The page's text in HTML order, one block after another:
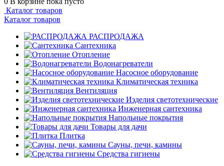
Каталог товаров
Каталог товаров
РАСПРОДАЖА
Сантехника
Отопление
Водонагреватели
Насосное оборудование
Климатическая техника
Вентиляция
Изделия светотехнические
Инженерная сантехника
Напольные покрытия
Товары для дачи
Плитка
Сауны, печи, камины
Средства гигиены